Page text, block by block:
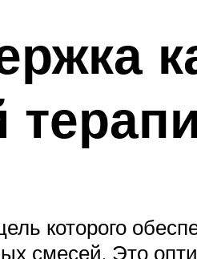
которого
смесей. Это